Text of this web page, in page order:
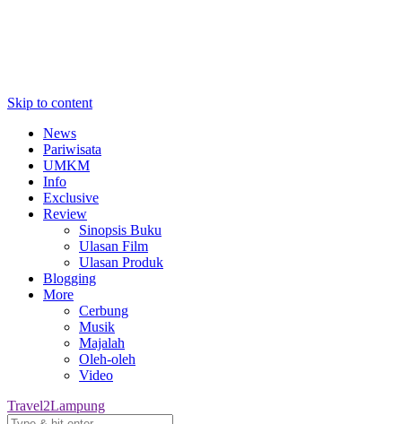
Skip to content
News
Pariwisata
UMKM
Info
Exclusive
Review
Sinopsis Buku
Ulasan Film
Ulasan Produk
Blogging
More
Cerbung
Musik
Majalah
Oleh-oleh
Video
Travel2Lampung